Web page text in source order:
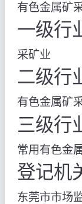
有色金属矿
一级行
采矿业
二级行
有色金属矿
三级行
常用有色金
登记机
东莞市市场